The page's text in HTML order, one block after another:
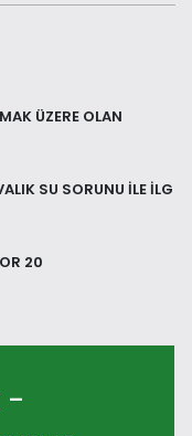
ÜZERE OLAN
SU SORUNU İLE İLG
20
-